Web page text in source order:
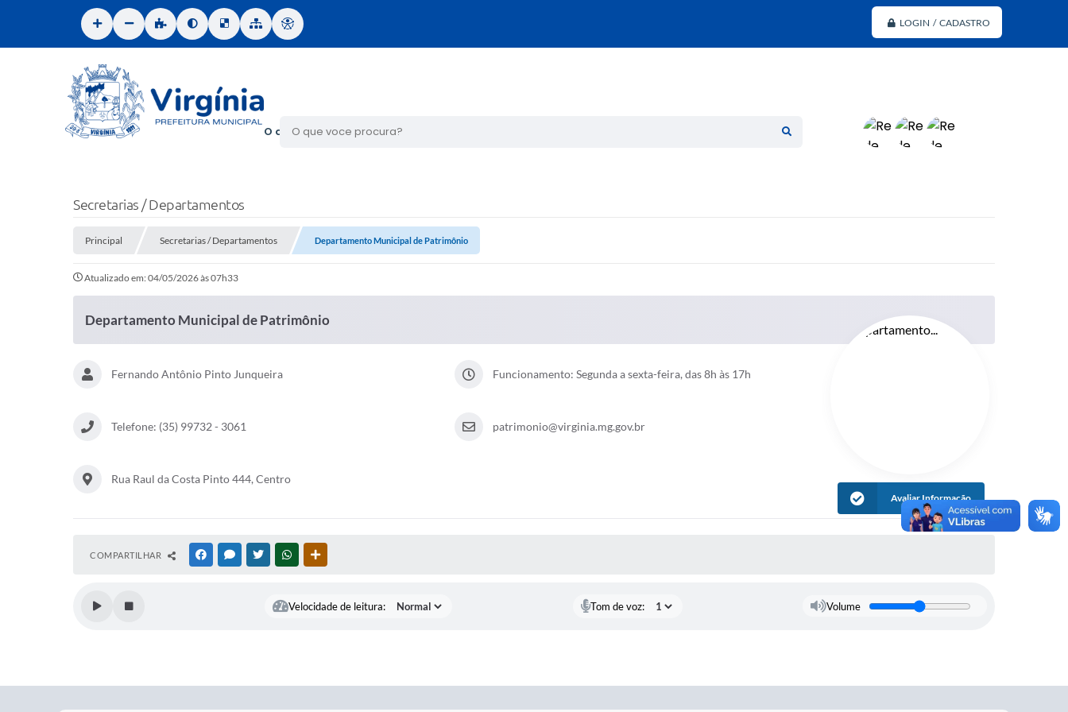
LOGIN / CADASTRO
O que voce procura?
Secretarias / Departamentos
Principal Secretarias / Departamentos Departamento Municipal de Patrimônio
Atualizado em: 04/05/2026 às 07h33
Departamento Municipal de Patrimônio
Fernando Antônio Pinto Junqueira Funcionamento: Segunda a sexta-feira, das 8h às 17h
Telefone: (35) 99732 - 3061 patrimonio@virginia.mg.gov.br
Rua Raul da Costa Pinto 444, Centro
Avaliar Informação
COMPARTILHAR FACEBOOKMESSENGER
TWITTERWHATSAPP
Velocidade de leitura: Tom de voz: Volume